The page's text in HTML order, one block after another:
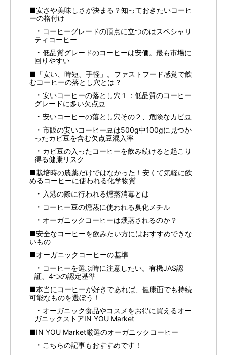
■安さや美味しさが決まる？知っておきたいコーヒ
ーの格付け
コーヒーグレードの頂点に立つのはスペシャリ
ティコーヒー
低品質グレードのコーヒーは安価。最も市場に
回りやすい
■「安い、時短、手軽」。ファストフード感覚で飲
むコーヒーの落とし穴とは？
安いコーヒーの落とし穴１：低品質のコーヒー
グレードに多い欠点豆
安いコーヒーの落とし穴その２、危険なカビ豆
市販の安いコーヒー豆は500g中100gに見つか
ったカビ豆を含む欠点豆混入率
カビ豆の入ったコーヒーを飲み続けると起こり
得る健康リスク
■栽培時の農薬だけではなかった！安くて気軽に飲
めるコーヒーに使われる化学物質
入港の際に行われる燻蒸消毒とは
コーヒー豆の燻蒸に使われる臭化メチル
オーガニックコーヒーは燻蒸されるのか？
■安全なコーヒーを飲みたい方にはおすすめできな
いもの
■オーガニックコーヒーの基準
コーヒーを選ぶ時に注意したい。有機JAS認
証、4つの認定基準
■本当にコーヒーが好きであれば、健康面でも持続
可能なものを選ぼう！
オーガニック食品やコスメをお得に買えるオー
ガニックストアIN YOU Market
■IN YOU Market厳選のオーガニックコーヒー
こちらの記事もおすすめです！